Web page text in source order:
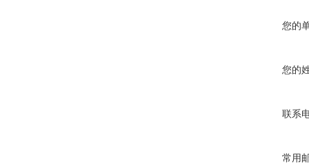
您的
您的
联系
常用